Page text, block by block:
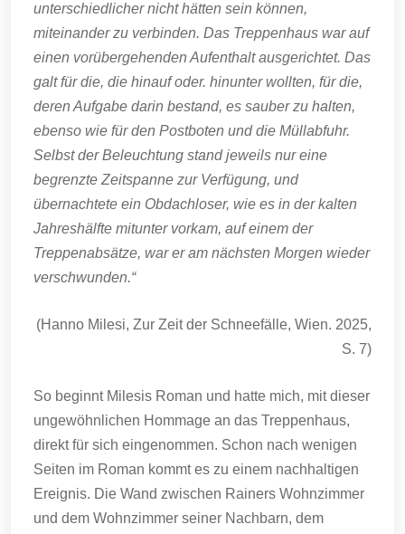
unterschiedlicher nicht hätten sein können,
miteinander zu verbinden. Das Treppenhaus war auf
einen vorübergehenden Aufenthalt ausgerichtet. Das
galt für die, die hinauf oder. hinunter wollten, für die,
deren Aufgabe darin bestand, es sauber zu halten,
ebenso wie für den Postboten und die Müllabfuhr.
Selbst der Beleuchtung stand jeweils nur eine
begrenzte Zeitspanne zur Verfügung, und
übernachtete ein Obdachloser, wie es in der kalten
Jahreshälfte mitunter vorkam, auf einem der
Treppenabsätze, war er am nächsten Morgen wieder
verschwunden.“
(Hanno Milesi, Zur Zeit der Schneefälle, Wien. 2025,
S. 7)
So beginnt Milesis Roman und hatte mich, mit dieser
ungewöhnlichen Hommage an das Treppenhaus,
direkt für sich eingenommen. Schon nach wenigen
Seiten im Roman kommt es zu einem nachhaltigen
Ereignis. Die Wand zwischen Rainers Wohnzimmer
und dem Wohnzimmer seiner Nachbarn, dem